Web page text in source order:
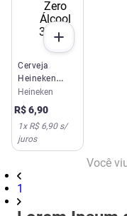
Cerveja
Heineken
Lager Zero
Álcool 350ml
Heineken
R$6,90
1x R$ 6,90s/
juros
Você
1